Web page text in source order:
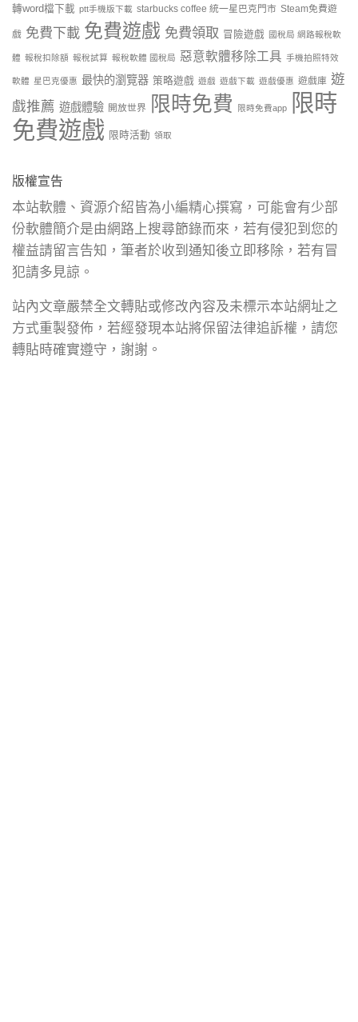
轉word檔下載 ptt手機版下載 starbucks coffee 統一星巴克門市 Steam免費遊
戲 免費下載 免費遊戲 免費領取 冒險遊戲 國稅局 網路報稅軟
體 報稅扣除額 報稅試算 報稅軟體 國稅局 惡意軟體移除工具 手機拍照特效
軟體 星巴克優惠 最快的瀏覽器 策略遊戲 遊戲 遊戲下載 遊戲優惠 遊戲庫 遊
戲推薦 遊戲體驗 開放世界 限時免費 限時免費app
限時
免費遊戲 限時活動 領取
版權宣告
本站軟體、資源介紹皆為小編精心撰寫，可能會有少部
份軟體簡介是由網路上搜尋節錄而來，若有侵犯到您的
權益請留言告知，筆者於收到通知後立即移除，若有冒
犯請多見諒。
站內文章嚴禁全文轉貼或修改內容及未標示本站網址之
方式重製發佈，若經發現本站將保留法律追訴權，請您
轉貼時確實遵守，謝謝。